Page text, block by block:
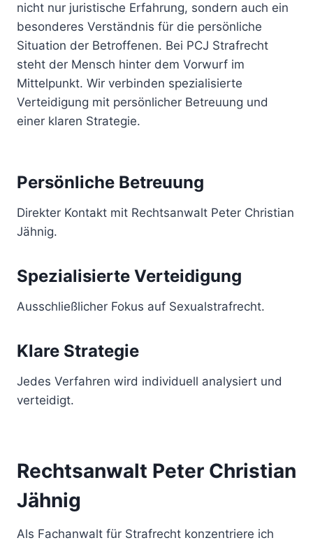
nicht nur juristische Erfahrung, sondern auch ein
besonderes Verständnis für die persönliche
Situation der Betroffenen. Bei PCJ Strafrecht
steht der Mensch hinter dem Vorwurf im
Mittelpunkt. Wir verbinden spezialisierte
Verteidigung mit persönlicher Betreuung und
einer klaren Strategie.
Persönliche Betreuung
Direkter Kontakt mit Rechtsanwalt Peter Christian
Jähnig.
Spezialisierte Verteidigung
Ausschließlicher Fokus auf Sexualstrafrecht.
Klare Strategie
Jedes Verfahren wird individuell analysiert und
verteidigt.
Rechtsanwalt Peter Christian
Jähnig
Als Fachanwalt für Strafrecht konzentriere ich